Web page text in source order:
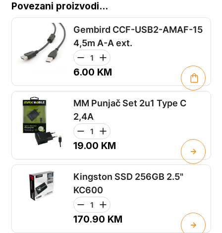
Povezani proizvodi...
Gembird CCF-USB2-AMAF-15
4,5m A-A ext.
6.00 KM
MM Punjač Set 2u1 Type C
2,4A
19.00 KM
Kingston SSD 256GB 2.5"
KC600
170.90 KM